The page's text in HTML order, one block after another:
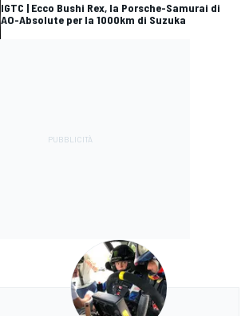
IGTC | Ecco Bushi Rex, la Porsche-Samurai di
AO-Absolute per la 1000km di Suzuka